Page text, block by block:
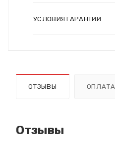
УСЛОВИЯ ГАРАНТИИ
ОТЗЫВЫ ОПЛАТА
Отзывы